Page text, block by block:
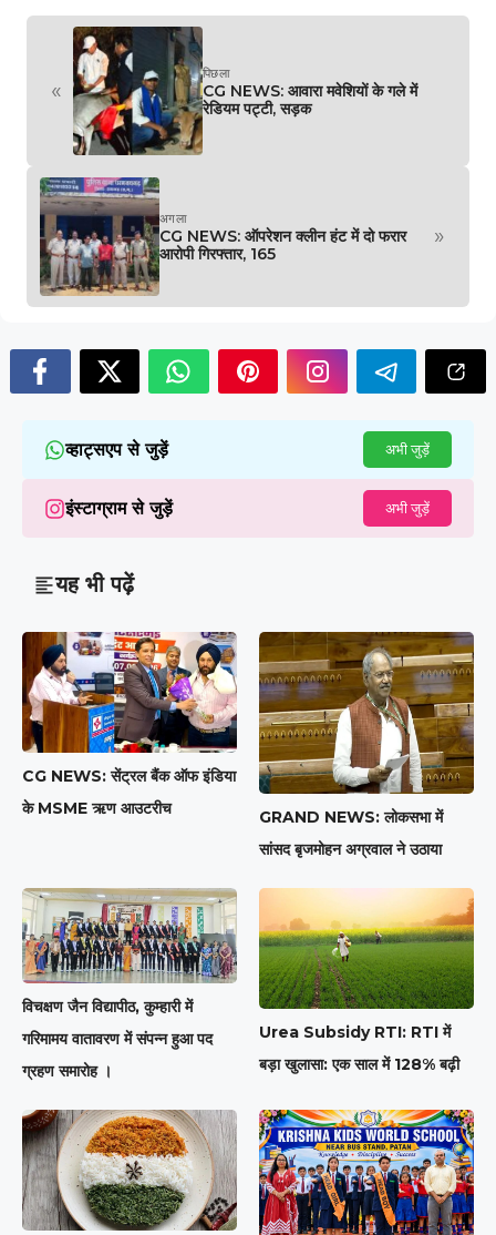
«
पिछला
CG NEWS: आवारा मवेशियों के गले में
रेडियम पट्टी, सड़क
अगला
CG NEWS: ऑपरेशन क्लीन हंट में दो फरार
आरोपी गिरफ्तार, 165
»
व्हाट्सएप से जुड़ें अभी जुड़ें
इंस्टाग्राम से जुड़ें अभी जुड़ें
यह भी पढ़ें
CG NEWS: सेंट्रल बैंक ऑफ इंडिया
के MSME ऋण आउटरीच
GRAND NEWS: लोकसभा में
सांसद बृजमोहन अग्रवाल ने उठाया
विचक्षण जैन विद्यापीठ, कुम्हारी में
गरिमामय वातावरण में संपन्न हुआ पद
ग्रहण समारोह ।
Urea Subsidy RTI: RTI में
बड़ा खुलासा: एक साल में 128% बढ़ी